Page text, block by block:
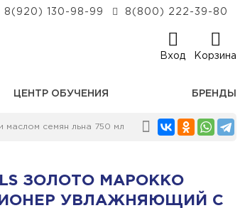
8(920) 130-98-99 8(800) 222-39-80
Вход Корзина
ЦЕНТР ОБУЧЕНИЯ БРЕНДЫ
семян льна 750 мл
ЗОЛОТО МАРОККО
УВЛАЖНЯЮЩИЙ С